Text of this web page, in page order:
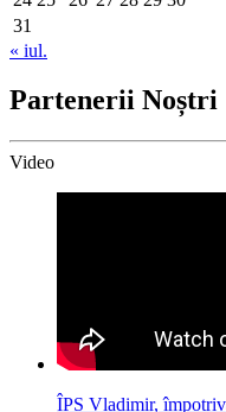
31
« iul.
Partenerii Noștri
Video
ÎPS Vladimir,